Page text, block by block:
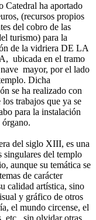
Catedral ha aportado
(recursos propios
del cobro de las
turismo) para la
de la vidriera DE LA
ubicada en el tramo
nave mayor, por el lado
Dicha
se ha realizado con
trabajos que ya se
para la instalación
del siglo XIII, es una
singulares del templo
aunque su temática se
de carácter
calidad artística, sino
y gráfico de otros
el mundo circense, el